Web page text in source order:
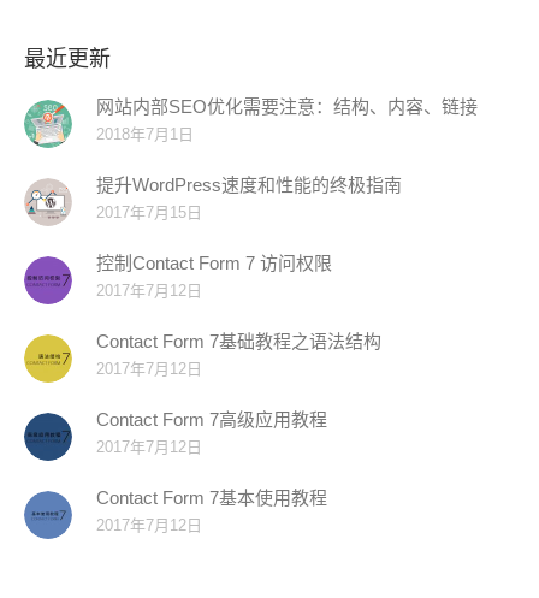
最近更新
网站内部SEO优化需要注意：结构、内容、链接
2018年7月1日
提升WordPress速度和性能的终极指南
2017年7月15日
控制Contact Form 7 访问权限
2017年7月12日
Contact Form 7基础教程之语法结构
2017年7月12日
Contact Form 7高级应用教程
2017年7月12日
Contact Form 7基本使用教程
2017年7月12日